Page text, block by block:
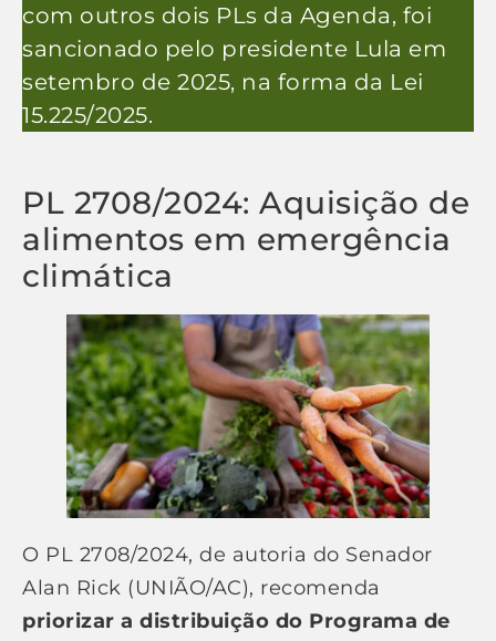
com outros dois PLs da Agenda, foi
sancionado pelo presidente Lula em
setembro de 2025, na forma da Lei
15.225/2025.
PL 2708/2024: Aquisição de
alimentos em emergência
climática
O PL 2708/2024, de autoria do Senador
Alan Rick (UNIÃO/AC), recomenda
priorizar a distribuição do Programa de